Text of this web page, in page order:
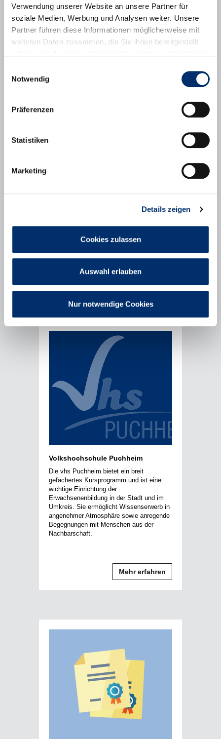
Verwendung unserer Website an unsere Partner für
soziale Medien, Werbung und Analysen weiter. Unsere
Partner führen diese Informationen möglicherweise mit
weiteren Daten zusammen, die Sie ihnen bereitgestellt
Notwendig
Präferenzen
Statistiken
Marketing
Details zeigen
Cookies zulassen
Auswahl erlauben
Nur notwendige Cookies
Gruppen, Schulen und vieles mehr.
Mehr erfahren
Volkshochschule Puchheim
Die vhs Puchheim bietet ein breit
gefächertes Kursprogramm und ist eine
wichtige Einrichtung der
Erwachsenenbildung in der Stadt und im
Umkreis. Sie ermöglicht Wissenserwerb in
angenehmer Atmosphäre sowie anregende
Begegnungen mit Menschen aus der
Nachbarschaft.
Mehr erfahren